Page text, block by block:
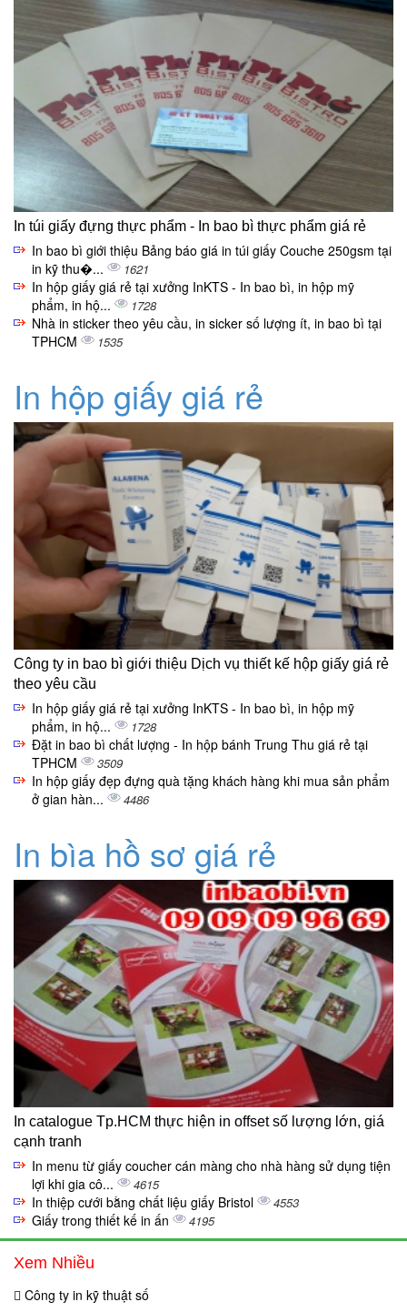
In túi giấy đựng thực phẩm - In bao bì thực phẩm giá rẻ
In bao bì giới thiệu Bảng báo giá in túi giấy Couche 250gsm tại
in kỹ thu�...
1621
In hộp giấy giá rẻ tại xưởng InKTS - In bao bì, in hộp mỹ
phẩm, in hộ...
1728
Nhà in sticker theo yêu cầu, in sicker số lượng ít, in bao bì tại
TPHCM
1535
In hộp giấy giá rẻ
Công ty in bao bì giới thiệu Dịch vụ thiết kế hộp giấy giá rẻ
theo yêu cầu
In hộp giấy giá rẻ tại xưởng InKTS - In bao bì, in hộp mỹ
phẩm, in hộ...
1728
Đặt in bao bì chất lượng - In hộp bánh Trung Thu giá rẻ tại
TPHCM
3509
In hộp giấy đẹp đựng quà tặng khách hàng khi mua sản phẩm
ở gian hàn...
4486
In bìa hồ sơ giá rẻ
In catalogue Tp.HCM thực hiện in offset số lượng lớn, giá
cạnh tranh
In menu từ giấy coucher cán màng cho nhà hàng sử dụng tiện
lợi khi gia cô...
4615
In thiệp cưới bằng chất liệu giấy Bristol 4553
Giấy trong thiết kế in ấn 4195
Xem Nhiều
Công ty in kỹ thuật số